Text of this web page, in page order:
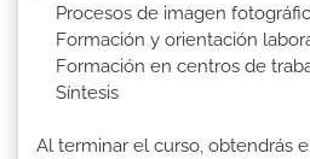
Procesos de imagen
Formación y orientación
Formación en centros de
Síntesis
Al terminar el curso, obtendrás